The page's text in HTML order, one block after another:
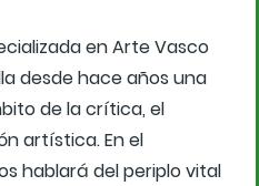
en Arte Vasco
desde hace años una
de la crítica, el
artística. En el
hablará del periplo vital